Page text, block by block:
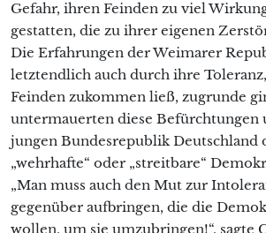
Gefahr, ihren Feinden zu viel
gestatten, die zu ihrer eigenen
Die Erfahrungen der Weimarer
letztendlich auch durch ihre
Feinden zukommen ließ, zugrunde
untermauerten diese Befürchtungen
jungen Bundesrepublik Deutschland
„wehrhafte“ oder „streitbare“
„Man muss auch den Mut zur
gegenüber aufbringen, die die
wollen, um sie umzubringen!“, sagte